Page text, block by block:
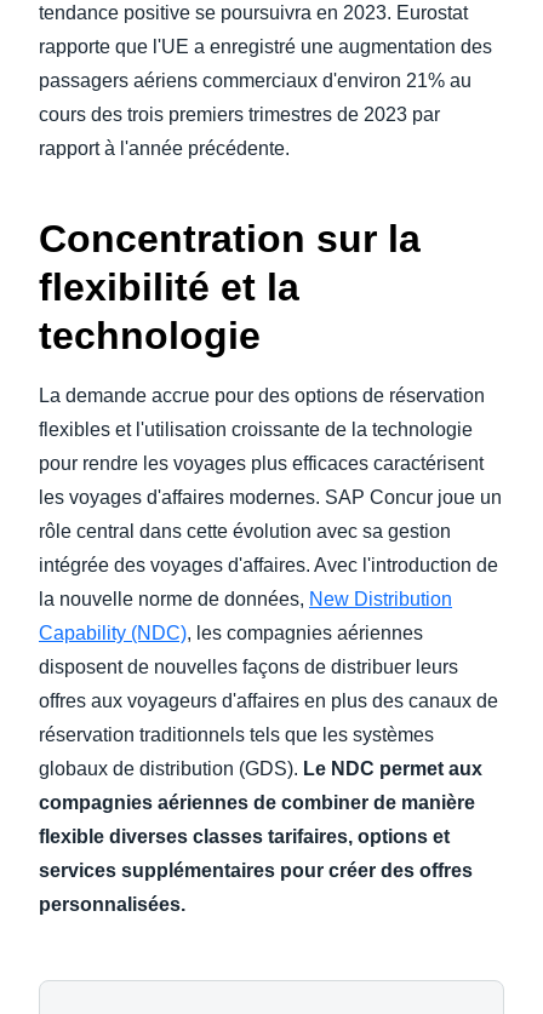
tendance positive se poursuivra en 2023. Eurostat
rapporte que l'UE a enregistré une augmentation des
passagers aériens commerciaux d'environ 21% au
cours des trois premiers trimestres de 2023 par
rapport à l'année précédente.
Concentration sur la
flexibilité et la
technologie
La demande accrue pour des options de réservation
flexibles et l'utilisation croissante de la technologie
pour rendre les voyages plus efficaces caractérisent
les voyages d'affaires modernes. SAP Concur joue un
rôle central dans cette évolution avec sa gestion
intégrée des voyages d'affaires. Avec l'introduction de
la nouvelle norme de données, New Distribution
Capability (NDC), les compagnies aériennes
disposent de nouvelles façons de distribuer leurs
offres aux voyageurs d'affaires en plus des canaux de
réservation traditionnels tels que les systèmes
globaux de distribution (GDS). Le NDC permet aux
compagnies aériennes de combiner de manière
flexible diverses classes tarifaires, options et
services supplémentaires pour créer des offres
personnalisées.